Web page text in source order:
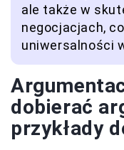
ale także w
negocjacjach,
uniwersalności
dobierać
przykłady